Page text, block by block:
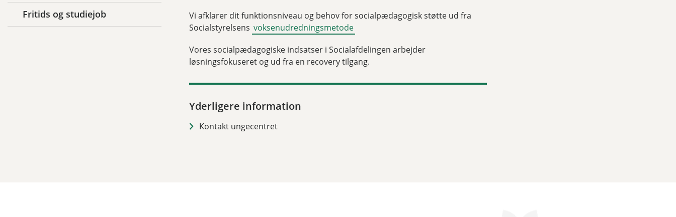
Fritids og studiejob
Vi afklarer dit funktionsniveau og behov for socialpædagogisk støtte ud fra
Socialstyrelsens voksenudredningsmetode
Vores socialpædagogiske indsatser i Socialafdelingen arbejder
løsningsfokuseret og ud fra en recovery tilgang.
Yderligere information
Kontakt ungecentret